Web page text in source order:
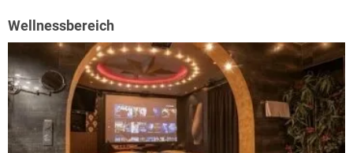
Wellnessbereich